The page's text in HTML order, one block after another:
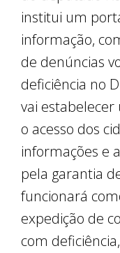
institui um
informação,
de denúncias
deficiência no
vai
o acesso dos
informações e
pela garantia
funcionará
expedição de
com